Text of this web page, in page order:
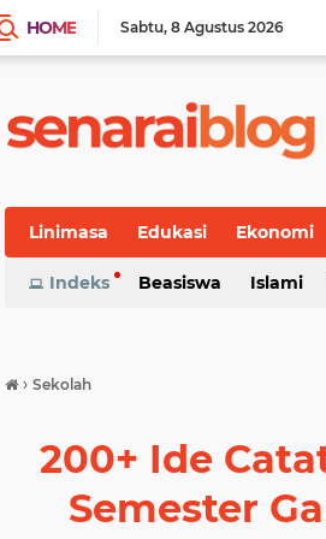
HOME Sabtu 8 Agustus 2026
Linimasa Edukasi Ekonomi
Indeks Beasiswa Islami
› Sekolah
200+ Ide
Semester